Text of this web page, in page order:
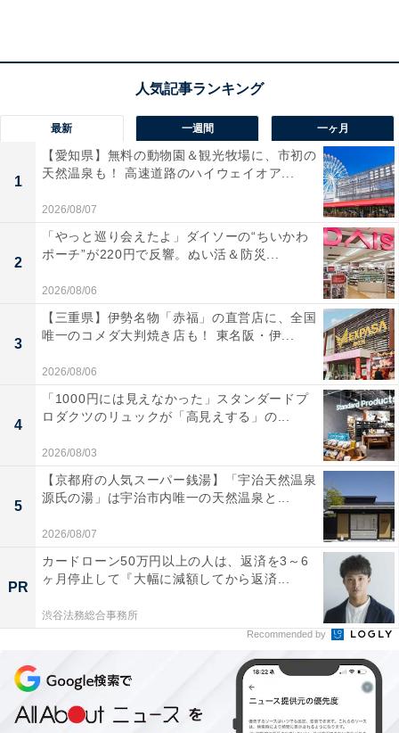
料金
大人1名（参考価格）：1万1000円
※料金は公式Webサイト参考価格
※プラン・部屋により価格は変動します
チェックイン・チェックアウト
チェックイン：15:30
チェックアウト：10:00
※プランにより時間が異なる可能性があります
あわせて読みたい
【三重県の人気ホテル】「湯の山温泉 希望
荘」が選ばれる理由
最新 一週間 一ヶ月
1
【愛知県】無料の動物園＆観光牧場に、市初の
天然温泉も！ 高速道路のハイウェイオア...
2026/08/07
2
「やっと巡り会えたよ」ダイソーの“ちいかわ
ポーチ”が220円で反響。ぬい活＆防災...
2026/08/06
3
【三重県】伊勢名物「赤福」の直営店に、全国
唯一のコメダ大判焼き店も！ 東名阪・伊...
2026/08/06
4
「1000円には見えなかった」スタンダードプ
ロダクツのリュックが「高見えする」の...
2026/08/03
5
【京都府の人気スーパー銭湯】「宇治天然温泉
源氏の湯」は宇治市内唯一の天然温泉と...
2026/08/07
PR
カードローン50万円以上の人は、返済を3～6
ヶ月停止して『大幅に減額してから返済...
渋谷法務総合事務所
Recommended by